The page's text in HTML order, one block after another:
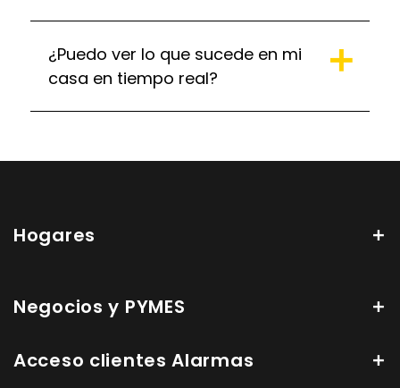
¿Puedo ver lo que sucede en mi
casa en tiempo real?
Hogares
Negocios y PYMES
Acceso clientes Alarmas